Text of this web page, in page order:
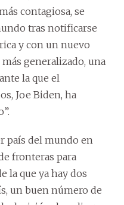
contagiosa, se
tras notificarse
y con un nuevo
generalizado, una
la que el
Joe Biden, ha
país del mundo en
fronteras para
la que ya hay dos
un buen número de